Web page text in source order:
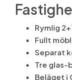
Rymlig
Fullt
Separat
Tre glas-
Beläget i